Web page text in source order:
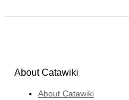
About Catawiki
About Catawiki